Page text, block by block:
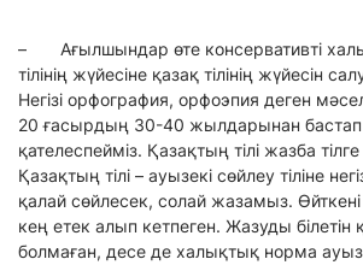
– Ағылшындар өте консервативті
тілінің жүйесіне қазақ тілінің жүйесін
Негізі орфография, орфоэпия деген
20 ғасырдың 30-40 жылдарынан бастап
қателеспейміз. Қазақтың тілі жазба
Қазақтың тілі – ауызекі сөйлеу тіліне
қалай сөйлесек, солай жазамыз. Өйткені
кең етек алып кетпеген. Жазуды білетін
болмаған, десе де халықтық норма